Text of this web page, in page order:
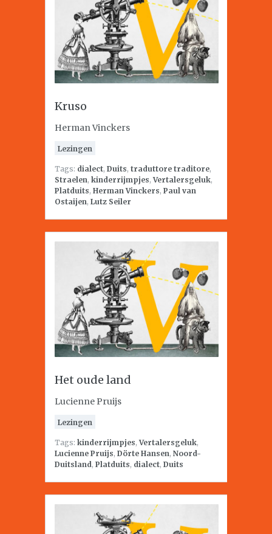
Kruso
Herman Vinckers
Lezingen
Tags: dialect, Duits, traduttore traditore,
Straelen, kinderrijmpjes,Vertalersgeluk,
Platduits, Herman Vinckers, Paul van
Ostaijen, Lutz Seiler
Het oude land
Lucienne Pruijs
Lezingen
Tags: kinderrijmpjes,Vertalersgeluk,
Lucienne Pruijs, Dörte Hansen, Noord-
Duitsland, Platduits, dialect, Duits